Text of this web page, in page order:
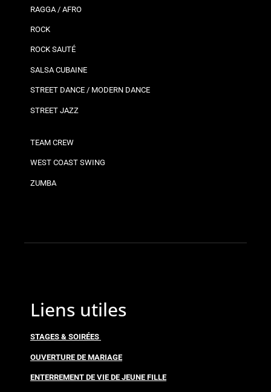
RAGGA / AFRO
ROCK
ROCK SAUTÉ
SALSA CUBAINE
STREET DANCE / MODERN DANCE
STREET JAZZ
TEAM CREW
WEST COAST SWING
ZUMBA
Liens utiles
STAGES & SOIRÉES
OUVERTURE DE MARIAGE
ENTERREMENT DE VIE DE JEUNE FILLE